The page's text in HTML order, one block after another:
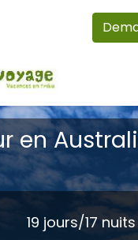
en
19 jours/17 nuits